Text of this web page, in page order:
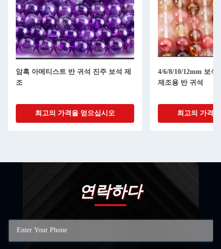
암흑 아메티스트 반 귀석 진주 보석 제
조
최고의 가격을 얻으십시오
4/6/8/10/12mm 보석
제조용 반 귀석
최고의 가격
연락하다